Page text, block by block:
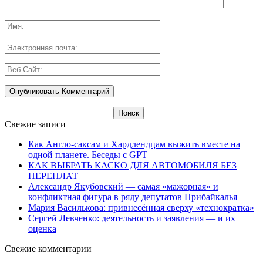
Свежие записи
Как Англо-саксам и Хардлендцам выжить вместе на
одной планете. Беседы с GPT
КАК ВЫБРАТЬ КАСКО ДЛЯ АВТОМОБИЛЯ БЕЗ
ПЕРЕПЛАТ
Александр Якубовский — самая «мажорная» и
конфликтная фигура в ряду депутатов Прибайкалья
Мария Василькова: привнесённая сверху «технократка»
Сергей Левченко: деятельность и заявления — и их
оценка
Свежие комментарии